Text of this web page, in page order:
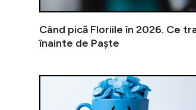
Când pică Floriile în 2026. Ce
înainte de Paște